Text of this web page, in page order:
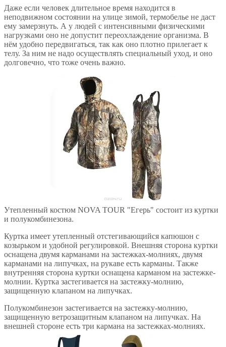
Даже если человек длительное время находится в
неподвижном состоянии на улице зимой, термобелье не даст
ему замерзнуть. А у людей с интенсивными физическими
нагрузками оно не допустит переохлаждение организма. В
нём удобно передвигаться, так как оно плотно прилегает к
телу. За ним не надо осуществлять специальный уход, и оно
долговечно, что тоже очень важно.
Утепленный костюм NOVA TOUR "Егерь" состоит из куртки
и полукомбинезона.
Куртка имеет утепленный отстегивающийся капюшон с
козырьком и удобной регулировкой. Внешняя сторона куртки
оснащена двумя карманами на застежках-молниях, двумя
карманами на липучках, на рукаве есть карманы. Также
внутренняя сторона куртки оснащена карманом на застежке-
молнии. Куртка застегивается на застежку-молнию,
защищенную клапаном на липучках.
Полукомбинезон застегивается на застежку-молнию,
защищенную ветрозащитным клапаном на липучках. На
внешней стороне есть три кармана на застежках-молниях.